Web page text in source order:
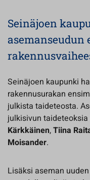
Seinäjoen
asemanseudun
Seinäjoen kaupunki
rakennusurakan
julkista taideteosta.
julkisivun
Kärkkäinen,Tiina
Moisander.
Lisäksi aseman